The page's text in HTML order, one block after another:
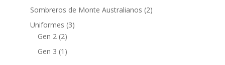
Sombreros de Monte Australianos (2)
Uniformes (3)
Gen 2 (2)
Gen 3 (1)